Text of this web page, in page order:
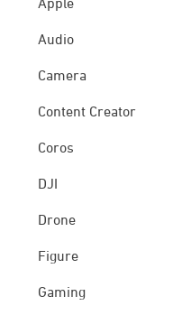
Apple
Audio
Camera
Content Creator
Coros
DJI
Drone
Figure
Gaming